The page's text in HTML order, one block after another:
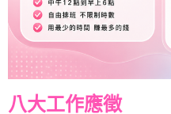
八大工作應徵